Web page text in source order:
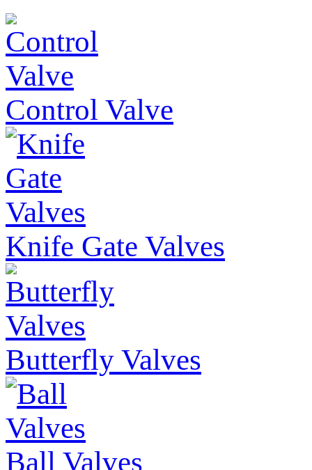
Control Valve
Knife Gate Valves
Butterfly Valves
Ball Valves